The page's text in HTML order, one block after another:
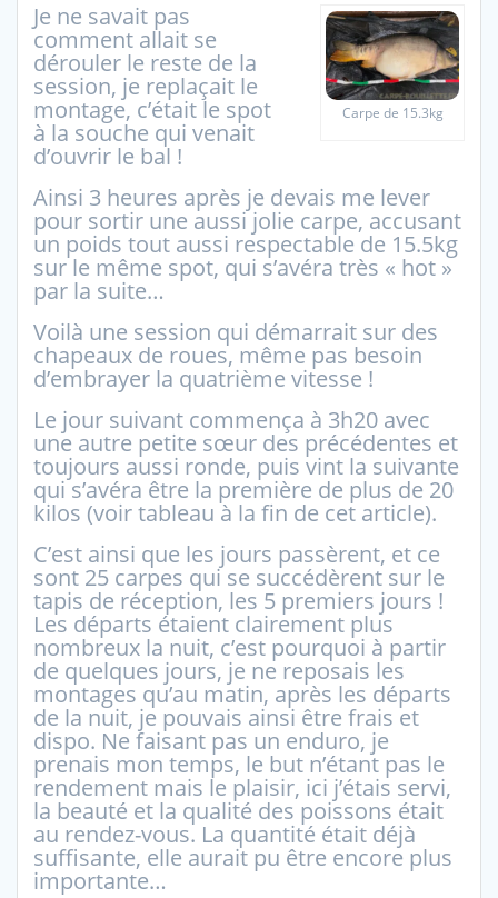
Carpe de 15.3kg
Je ne savait pas
comment allait se
dérouler le reste de la
session, je replaçait le
montage, c’était le spot
à la souche qui venait
d’ouvrir le bal !
Ainsi 3 heures après je devais me lever
pour sortir une aussi jolie carpe, accusant
un poids tout aussi respectable de 15.5kg
sur le même spot, qui s’avéra très « hot »
par la suite…
Voilà une session qui démarrait sur des
chapeaux de roues, même pas besoin
d’embrayer la quatrième vitesse !
Le jour suivant commença à 3h20 avec
une autre petite sœur des précédentes et
toujours aussi ronde, puis vint la suivante
qui s’avéra être la première de plus de 20
kilos (voir tableau à la fin de cet article).
C’est ainsi que les jours passèrent, et ce
sont 25 carpes qui se succédèrent sur le
tapis de réception, les 5 premiers jours !
Les départs étaient clairement plus
nombreux la nuit, c’est pourquoi à partir
de quelques jours, je ne reposais les
montages qu’au matin, après les départs
de la nuit, je pouvais ainsi être frais et
dispo. Ne faisant pas un enduro, je
prenais mon temps, le but n’étant pas le
rendement mais le plaisir, ici j’étais servi,
la beauté et la qualité des poissons était
au rendez-vous. La quantité était déjà
suffisante, elle aurait pu être encore plus
importante…